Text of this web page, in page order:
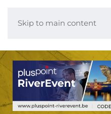
Skip to main content